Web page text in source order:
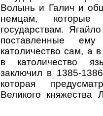
Волынь и Галич и
немцам, которые
государствам.
поставленные
католичество сам, а
в католичество
заключил в 1385-
которая
Великого княжества